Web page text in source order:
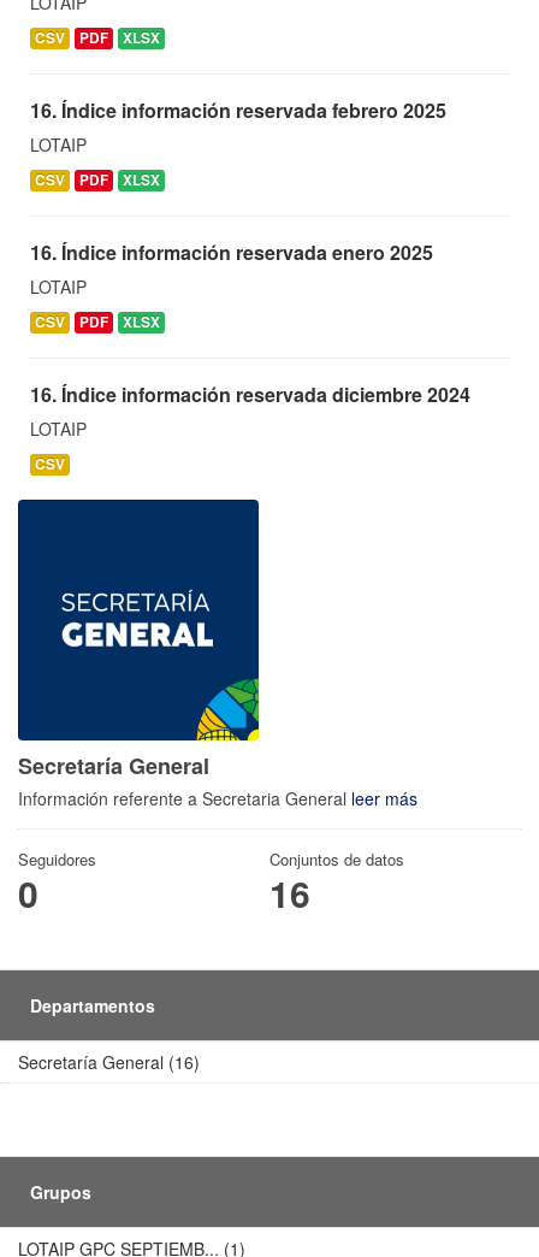
CSV PDF XLSX
16. Índice información reservada febrero 2025
LOTAIP
CSV PDF XLSX
16. Índice información reservada enero 2025
LOTAIP
CSV PDF XLSX
16. Índice información reservada diciembre 2024
LOTAIP
CSV
Secretaría General
Información referente a Secretaria General leer más
Seguidores
0
Conjuntos de datos
16
Departamentos
Secretaría General (16)
Grupos
LOTAIP GPC SEPTIEMB... (1)